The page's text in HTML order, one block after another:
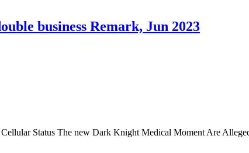
business Remark, Jun 2023
Cellular Status The new Dark Knight Medical Moment Are